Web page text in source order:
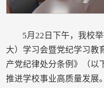
5月22日下午，我校
大）学习会暨党纪学习教
产党纪律处分条例》（以
推进学校事业高质量发展